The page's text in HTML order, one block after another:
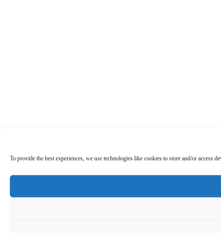
To provide the best experiences, we use technologies like cookies to store and/or